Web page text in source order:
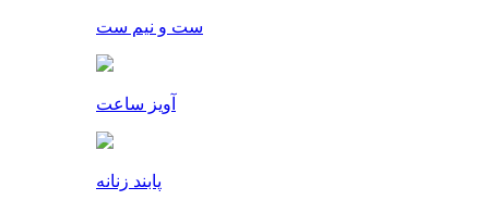
ست و نیم ست
آویز ساعت
پابند زنانه